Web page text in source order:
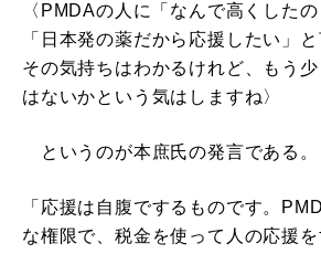
〈PMDAの人に「なんで高くしたの
「日本発の薬だから応援したい」
その気持ちはわかるけれど、もう
はないかという気はしますね〉
というのが本庶氏の発言である。
「応援は自腹でするものです。
な権限で、税金を使って人の応援を